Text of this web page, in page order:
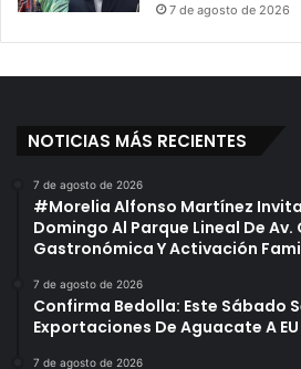
7 de agosto de 2026
NOTICIAS MÁS RECIENTES
7 de agosto de 2026
#Morelia Alfonso Martínez Invita
Domingo Al Parque Lineal De
Gastronómica Y Activación
7 de agosto de 2026
Confirma Bedolla: Este Sábado
Exportaciones De Aguacate A
7 de agosto de 2026